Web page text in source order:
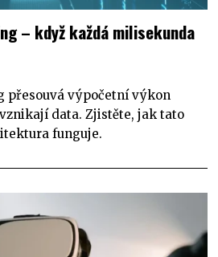
– když každá milisekunda
přesouvá výpočetní výkon
data. Zjistěte, jak tato
funguje.